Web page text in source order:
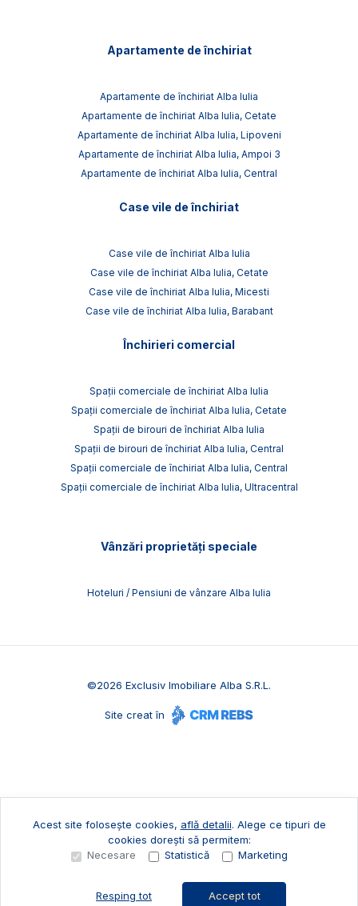
Apartamente de închiriat
Apartamente de închiriat Alba Iulia
Apartamente de închiriat Alba Iulia, Cetate
Apartamente de închiriat Alba Iulia, Lipoveni
Apartamente de închiriat Alba Iulia, Ampoi 3
Apartamente de închiriat Alba Iulia, Central
Case vile de închiriat
Case vile de închiriat Alba Iulia
Case vile de închiriat Alba Iulia, Cetate
Case vile de închiriat Alba Iulia, Micesti
Case vile de închiriat Alba Iulia, Barabant
Închirieri comercial
Spații comerciale de închiriat Alba Iulia
Spații comerciale de închiriat Alba Iulia, Cetate
Spații de birouri de închiriat Alba Iulia
Spații de birouri de închiriat Alba Iulia, Central
Spații comerciale de închiriat Alba Iulia, Central
Spații comerciale de închiriat Alba Iulia, Ultracentral
Vânzări proprietăți speciale
Hoteluri / Pensiuni de vânzare Alba Iulia
©2026 Exclusiv Imobiliare Alba S.R.L.
Site creat în
Acest site folosește cookies, află detalii. Alege ce tipuri de
cookies dorești să permitem:
Necesare
Statistică Marketing
Resping tot Accept tot